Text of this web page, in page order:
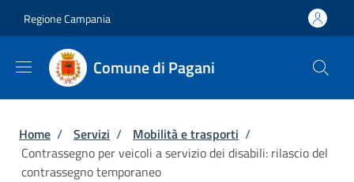
Regione Campania
Comune di Pagani
Briciole di pane
Home / Servizi / Mobilità e trasporti /
Contrassegno per veicoli a servizio dei disabili: rilascio del
contrassegno temporaneo